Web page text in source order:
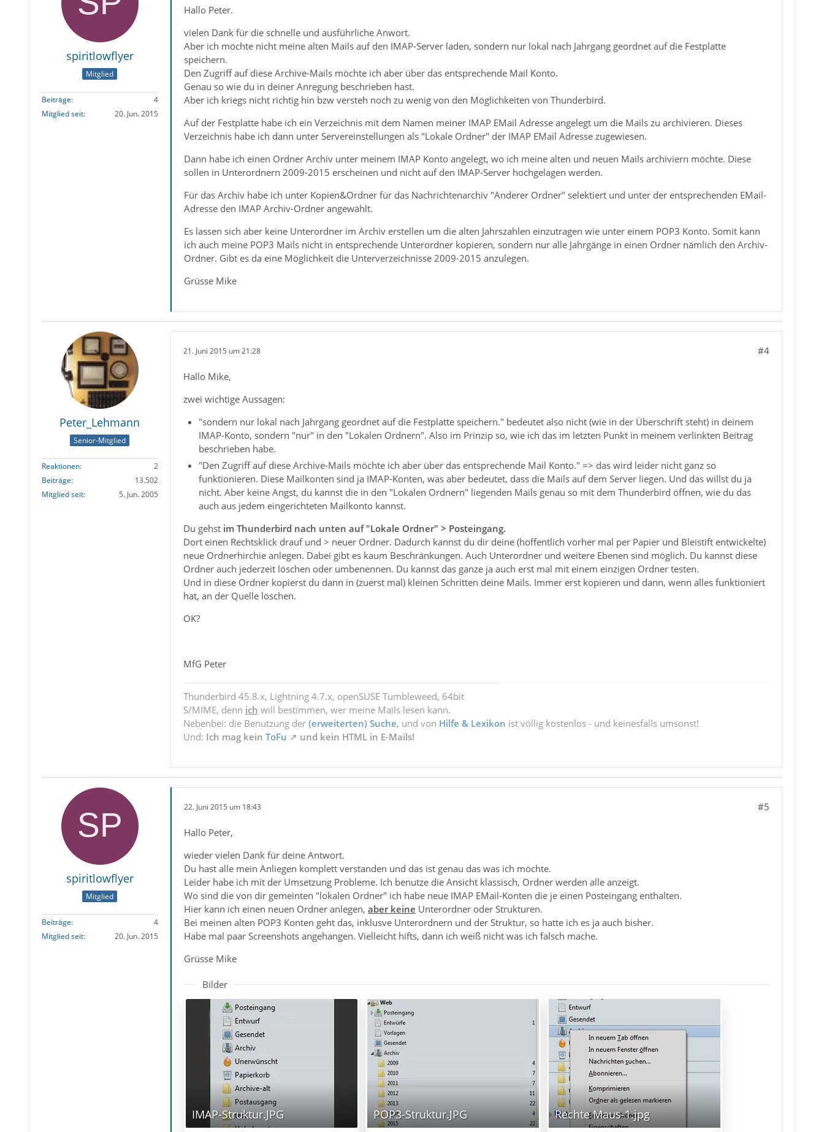
spiritlowflyer
Mitglied
Beiträge
4
Mitglied seit
20. Jun. 2015
Hallo Peter.
vielen Dank für die schnelle und ausführliche Anwort.
Aber ich möchte nicht meine alten Mails auf den IMAP-Server laden, sondern nur lokal nach Jahrgang geordnet auf die Festplatte
speichern.
Den Zugriff auf diese Archive-Mails möchte ich aber über das entsprechende Mail Konto.
Genau so wie du in deiner Anregung beschrieben hast.
Aber ich kriegs nicht richtig hin bzw versteh noch zu wenig von den Möglichkeiten von Thunderbird.
Auf der Festplatte habe ich ein Verzeichnis mit dem Namen meiner IMAP EMail Adresse angelegt um die Mails zu archivieren. Dieses
Verzeichnis habe ich dann unter Servereinstellungen als "Lokale Ordner" der IMAP EMail Adresse zugewiesen.
Dann habe ich einen Ordner Archiv unter meinem IMAP Konto angelegt, wo ich meine alten und neuen Mails archiviern möchte. Diese
sollen in Unterordnern 2009-2015 erscheinen und nicht auf den IMAP-Server hochgelagen werden.
Für das Archiv habe ich unter Kopien&Ordner für das Nachrichtenarchiv "Anderer Ordner" selektiert und unter der entsprechenden EMail-
Adresse den IMAP Archiv-Ordner angewählt.
Es lassen sich aber keine Unterordner im Archiv erstellen um die alten Jahrszahlen einzutragen wie unter einem POP3 Konto. Somit kann
ich auch meine POP3 Mails nicht in entsprechende Unterordner kopieren, sondern nur alle Jahrgänge in einen Ordner nämlich den Archiv-
Ordner. Gibt es da eine Möglichkeit die Unterverzeichnisse 2009-2015 anzulegen.
Grüsse Mike
Peter_Lehmann
Senior-Mitglied
Reaktionen
2
Beiträge
13.502
Mitglied seit
5. Jun. 2005
21. Juni 2015 um 21:28 #4
Hallo Mike,
zwei wichtige Aussagen:
"sondern nur lokal nach Jahrgang geordnet auf die Festplatte speichern." bedeutet also nicht (wie in der Überschrift steht) in deinem
IMAP-Konto, sondern "nur" in den "Lokalen Ordnern". Also im Prinzip so, wie ich das im letzten Punkt in meinem verlinkten Beitrag
beschrieben habe.
"Den Zugriff auf diese Archive-Mails möchte ich aber über das entsprechende Mail Konto." => das wird leider nicht ganz so
funktionieren. Diese Mailkonten sind ja IMAP-Konten, was aber bedeutet, dass die Mails auf dem Server liegen. Und das willst du ja
nicht. Aber keine Angst, du kannst die in den "Lokalen Ordnern" liegenden Mails genau so mit dem Thunderbird öffnen, wie du das
auch aus jedem eingerichteten Mailkonto kannst.
Du gehst im Thunderbird nach unten auf "Lokale Ordner" > Posteingang.
Dort einen Rechtsklick drauf und > neuer Ordner. Dadurch kannst du dir deine (hoffentlich vorher mal per Papier und Bleistift entwickelte)
neue Ordnerhirchie anlegen. Dabei gibt es kaum Beschränkungen. Auch Unterordner und weitere Ebenen sind möglich. Du kannst diese
Ordner auch jederzeit löschen oder umbenennen. Du kannst das ganze ja auch erst mal mit einem einzigen Ordner testen.
Und in diese Ordner kopierst du dann in (zuerst mal) kleinen Schritten deine Mails. Immer erst kopieren und dann, wenn alles funktioniert
hat, an der Quelle löschen.
OK?
MfG Peter
Thunderbird 45.8.x, Lightning 4.7.x, openSUSE Tumbleweed, 64bit
S/MIME, denn ich will bestimmen, wer meine Mails lesen kann.
Nebenbei: die Benutzung der (erweiterten) Suche, und von Hilfe & Lexikon ist völlig kostenlos - und keinesfalls umsonst!
Und: Ich mag kein ToFu und kein HTML in E-Mails!
spiritlowflyer
Mitglied
Beiträge
4
Mitglied seit
20. Jun. 2015
22. Juni 2015 um 18:43 #5
Hallo Peter,
wieder vielen Dank für deine Antwort.
Du hast alle mein Anliegen komplett verstanden und das ist genau das was ich möchte.
Leider habe ich mit der Umsetzung Probleme. Ich benutze die Ansicht klassisch, Ordner werden alle anzeigt.
Wo sind die von dir gemeinten "lokalen Ordner" ich habe neue IMAP EMail-Konten die je einen Posteingang enthalten.
Hier kann ich einen neuen Ordner anlegen, aber keine Unterordner oder Strukturen.
Bei meinen alten POP3 Konten geht das, inklusve Unterordnern und der Struktur, so hatte ich es ja auch bisher.
Habe mal paar Screenshots angehangen. Vielleicht hifts, dann ich weiß nicht was ich falsch mache.
Grüsse Mike
Bilder
IMAP-Struktur.JPG POP3-Struktur.JPG Rechte Maus-1.jpg